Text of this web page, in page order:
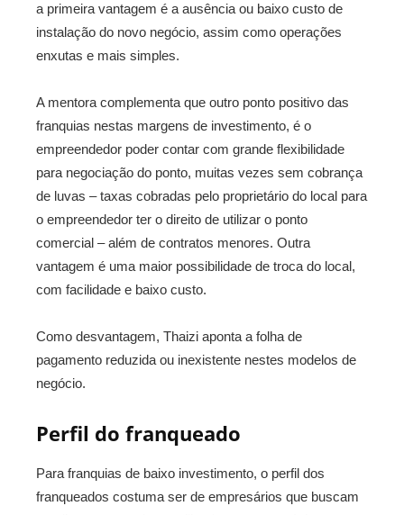
a primeira vantagem é a ausência ou baixo custo de
instalação do novo negócio, assim como operações
enxutas e mais simples.
A mentora complementa que outro ponto positivo das
franquias nestas margens de investimento, é o
empreendedor poder contar com grande flexibilidade
para negociação do ponto, muitas vezes sem cobrança
de luvas – taxas cobradas pelo proprietário do local para
o empreendedor ter o direito de utilizar o ponto
comercial – além de contratos menores. Outra
vantagem é uma maior possibilidade de troca do local,
com facilidade e baixo custo.
Como desvantagem, Thaizi aponta a folha de
pagamento reduzida ou inexistente nestes modelos de
negócio.
Perfil do franqueado
Para franquias de baixo investimento, o perfil dos
franqueados costuma ser de empresários que buscam